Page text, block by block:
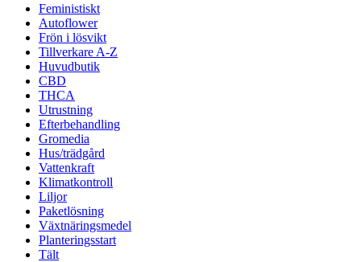
Feministiskt
Autoflower
Frön i lösvikt
Tillverkare A-Z
Huvudbutik
CBD
THCA
Utrustning
Efterbehandling
Gromedia
Hus/trädgård
Vattenkraft
Klimatkontroll
Liljor
Paketlösning
Växtnäringsmedel
Planteringsstart
Tält